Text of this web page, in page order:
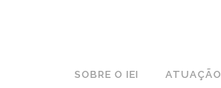
SOBRE O IEI ATUAÇÃO